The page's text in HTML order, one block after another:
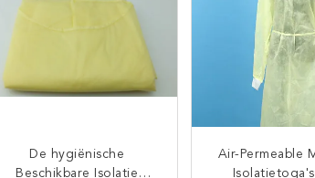
De hygiënische
Beschikbare Isolatie
Air-Permeable
De Toga's In te ademen
Vloeibare Bestand Flexibel
Zachte